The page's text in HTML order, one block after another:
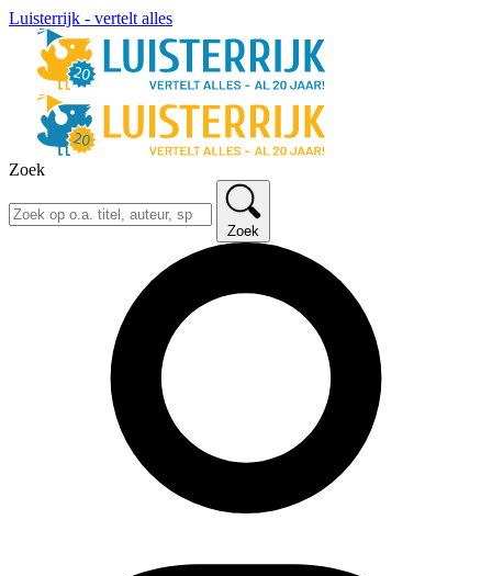
Luisterrijk - vertelt alles
Zoek
Zoek